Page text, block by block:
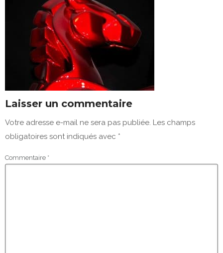
Laisser un commentaire
Votre adresse e-mail ne sera pas publiée. Les champs
obligatoires sont indiqués avec *
Commentaire *